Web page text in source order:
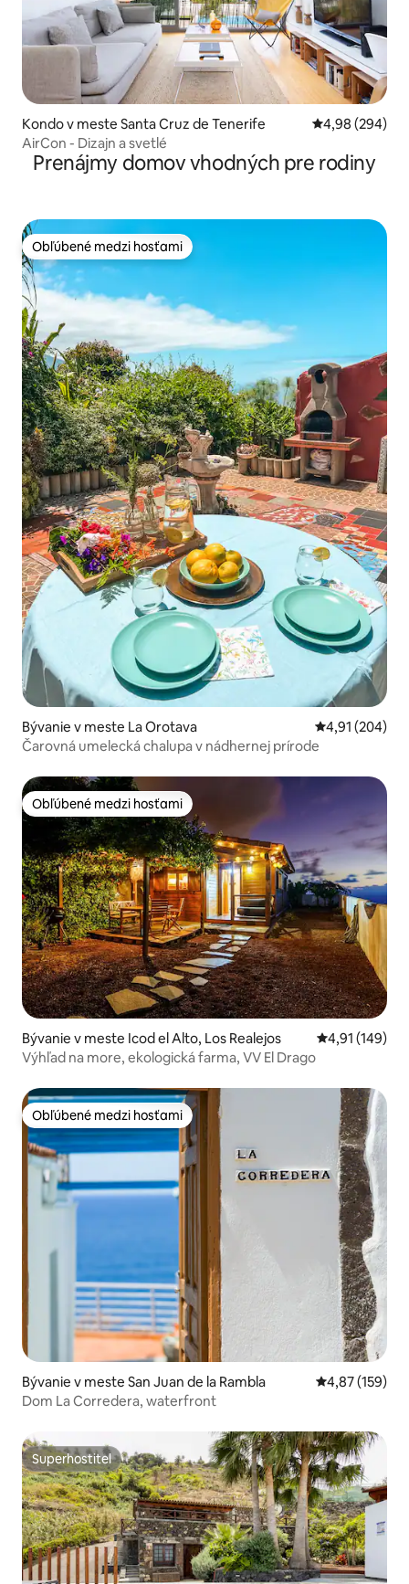
Kondo v meste Santa Cruz de Tenerife Priemerné
4,98 (294)
AirCon - Dizajn a svetlé
Prenájmy domov vhodných pre rodiny
Obľúbené medzi hosťami
Obľúbené medzi hosťami
Bývanie v meste La Orotava Priemerné
4,91 (204)
Čarovná umelecká chalupa v nádhernej prírode
Obľúbené medzi hosťami
Obľúbené medzi hosťami
Bývanie v meste Icod el Alto, Los Realejos Priemerné
4,91 (149)
Výhľad na more, ekologická farma, VV El Drago
Obľúbené medzi hosťami
Obľúbené medzi hosťami
Bývanie v meste San Juan de la Rambla Priemerné
4,87 (159)
Dom La Corredera, waterfront
Superhostiteľ
Superhostiteľ